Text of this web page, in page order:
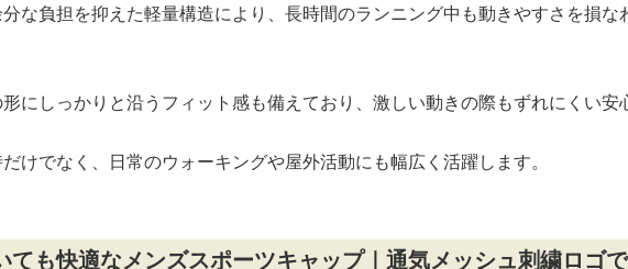
な負担を抑えた軽量構造により、長時間のランニング中も動きやすさを損
にしっかりと沿うフィット感も備えており、激しい動きの際もずれにくい安
けでなく、日常のウォーキングや屋外活動にも幅広く活躍します。
ても快適なメンズスポーツキャップ｜通気メッシュ刺繍ロゴ